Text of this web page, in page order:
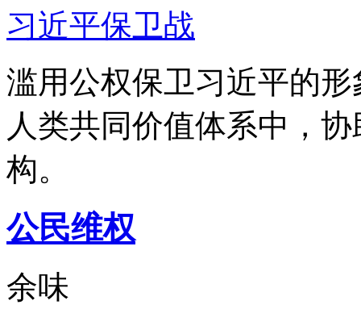
习近平保卫战
滥用公权保卫习近平的
人类共同价值体系中，
构。
公民维权
余味